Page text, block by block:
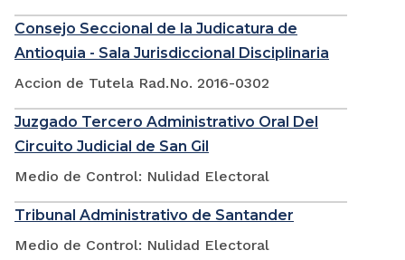
Consejo Seccional de la Judicatura de
Antioquia - Sala Jurisdiccional Disciplinaria
Accion de Tutela Rad.No. 2016-0302
Juzgado Tercero Administrativo Oral Del
Circuito Judicial de San Gil
Medio de Control: Nulidad Electoral
Tribunal Administrativo de Santander
Medio de Control: Nulidad Electoral